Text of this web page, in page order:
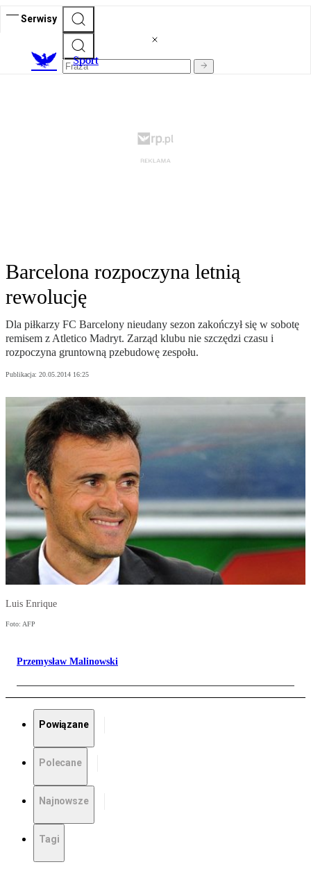
Serwisy
Sport
Barcelona rozpoczyna letnią
rewolucję
Dla piłkarzy FC Barcelony nieudany sezon zakończył się w sobotę
remisem z Atletico Madryt. Zarząd klubu nie szczędzi czasu i
rozpoczyna gruntowną pzebudowę zespołu.
Publikacja: 20.05.2014 16:25
Luis Enrique
Foto: AFP
Przemysław Malinowski
Powiązane
Polecane
Najnowsze
Tagi